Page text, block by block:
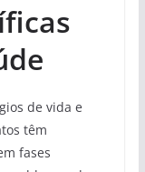
de vida e
têm
fases